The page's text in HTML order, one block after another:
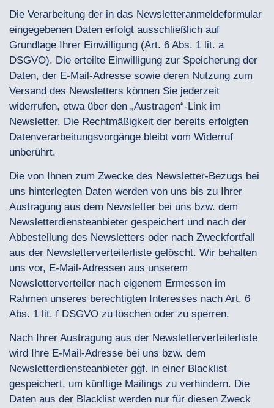
Die Verarbeitung der in das Newsletteranmeldeformular
eingegebenen Daten erfolgt ausschließlich auf
Grundlage Ihrer Einwilligung (Art. 6 Abs. 1 lit. a
DSGVO). Die erteilte Einwilligung zur Speicherung der
Daten, der E-Mail-Adresse sowie deren Nutzung zum
Versand des Newsletters können Sie jederzeit
widerrufen, etwa über den „Austragen“-Link im
Newsletter. Die Rechtmäßigkeit der bereits erfolgten
Datenverarbeitungsvorgänge bleibt vom Widerruf
unberührt.
Die von Ihnen zum Zwecke des Newsletter-Bezugs bei
uns hinterlegten Daten werden von uns bis zu Ihrer
Austragung aus dem Newsletter bei uns bzw. dem
Newsletterdiensteanbieter gespeichert und nach der
Abbestellung des Newsletters oder nach Zweckfortfall
aus der Newsletterverteilerliste gelöscht. Wir behalten
uns vor, E-Mail-Adressen aus unserem
Newsletterverteiler nach eigenem Ermessen im
Rahmen unseres berechtigten Interesses nach Art. 6
Abs. 1 lit. f DSGVO zu löschen oder zu sperren.
Nach Ihrer Austragung aus der Newsletterverteilerliste
wird Ihre E-Mail-Adresse bei uns bzw. dem
Newsletterdiensteanbieter ggf. in einer Blacklist
gespeichert, um künftige Mailings zu verhindern. Die
Daten aus der Blacklist werden nur für diesen Zweck